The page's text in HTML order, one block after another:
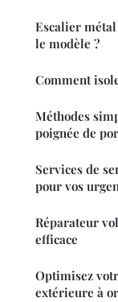
Escalier
le modèle ?
Comment
Méthodes
poignée de
Services de
pour vos
Réparateur
efficace
Optimisez
extérieure à